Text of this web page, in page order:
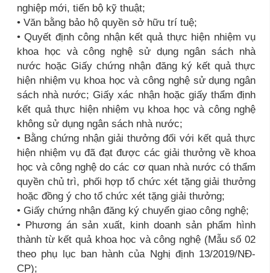
nghiệp mới, tiến bộ kỹ thuật;
• Văn bằng bảo hộ quyền sở hữu trí tuệ;
• Quyết định công nhận kết quả thực hiện nhiệm vụ
khoa học và công nghệ sử dụng ngân sách nhà
nước hoặc Giấy chứng nhận đăng ký kết quả thực
hiện nhiệm vụ khoa học và công nghệ sử dụng ngân
sách nhà nước; Giấy xác nhận hoặc giấy thẩm định
kết quả thực hiện nhiệm vụ khoa học và công nghệ
không sử dụng ngân sách nhà nước;
• Bằng chứng nhận giải thưởng đối với kết quả thực
hiện nhiệm vụ đã đạt được các giải thưởng về khoa
học và công nghệ do các cơ quan nhà nước có thẩm
quyền chủ trì, phối hợp tổ chức xét tặng giải thưởng
hoặc đồng ý cho tổ chức xét tặng giải thưởng;
• Giấy chứng nhận đăng ký chuyển giao công nghệ;
• Phương án sản xuất, kinh doanh sản phẩm hình
thành từ kết quả khoa học và công nghệ (Mẫu số 02
theo phụ lục ban hành của Nghị định 13/2019/NĐ-
CP);